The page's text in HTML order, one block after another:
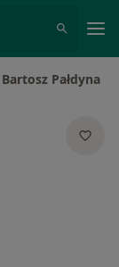
miasto
Bartosz Pałdyna